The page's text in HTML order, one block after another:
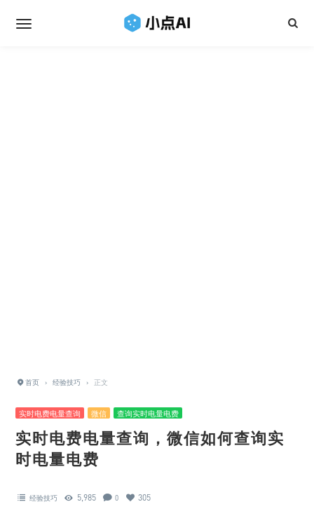
首页 › 经验技巧 › 正文
实时电费电量查询 微信 查询实时电量电费
实时电费电量查询，微信如何查询实
时电量电费
经验技巧 5,985 0 305